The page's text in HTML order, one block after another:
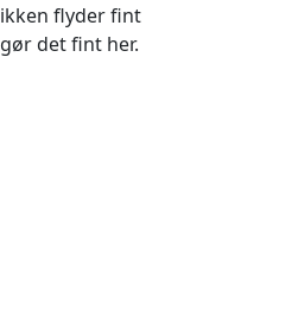
flyder fint
det fint her.